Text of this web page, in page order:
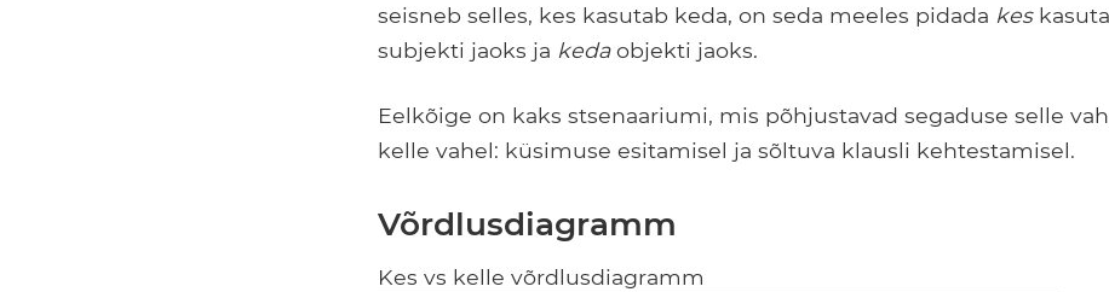
seisneb selles, kes kasutab keda, on seda meeles pidada kes
subjekti jaoks ja kedaobjekti jaoks.
Eelkõige on kaks stsenaariumi, mis põhjustavad segaduse selle
kelle vahel: küsimuse esitamisel ja sõltuva klausli kehtestamisel.
Võrdlusdiagramm
Kes vs kelle võrdlusdiagramm